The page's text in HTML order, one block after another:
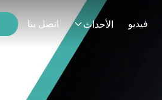
فيديو الأحداث اتصل بنا